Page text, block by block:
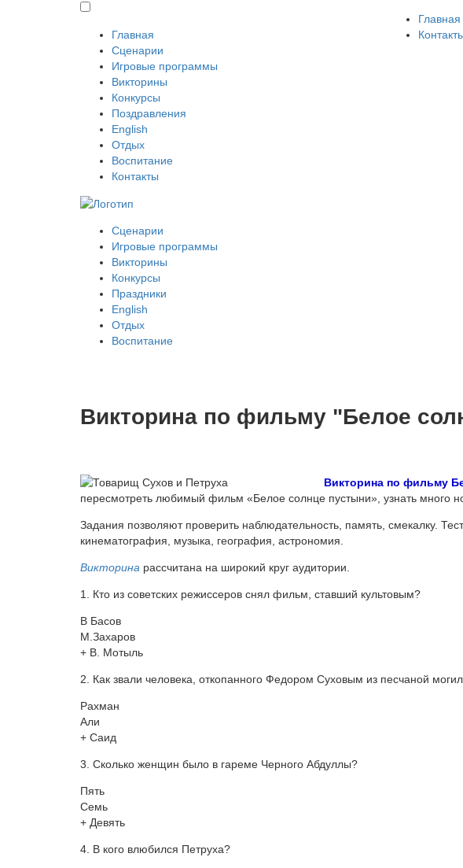
Главная
Сценарии
Игровые программы
Викторины
Конкурсы
Поздравления
English
Отдых
Воспитание
Контакты
Главная
Сценарии
Игровые программы
Викторины
Конкурсы
Праздники
English
Отдых
Воспитание
Викторина по фильму "Белое
Викторина по фильму
пересмотреть любимый фильм «Белое солнце пустыни», узнать много
Задания позволяют проверить наблюдательность, память, смекалку.
кинематография, музыка, география, астрономия.
Викторина рассчитана на широкий круг аудитории.
1. Кто из советских режиссеров снял фильм, ставший культовым?
В Басов
М.Захаров
+ В. Мотыль
2. Как звали человека, откопанного Федором Суховым из песчаной
Рахман
Али
+ Саид
3. Сколько женщин было в гареме Черного Абдуллы?
Пять
Семь
+ Девять
4. В кого влюбился Петруха?